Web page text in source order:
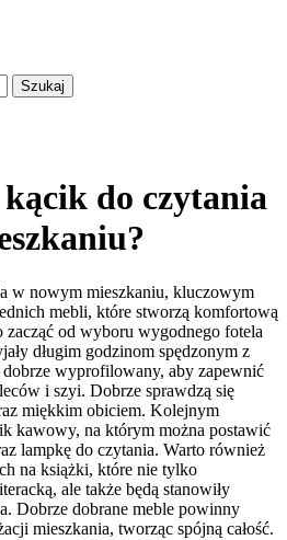
do czytania
w nowym mieszkaniu, kluczowym
mebli, które stworzą komfortową
zacząć od wyboru wygodnego fotela
długim godzinom spędzonym z
wyprofilowany, aby zapewnić
i szyi. Dobrze sprawdzą się
miękkim obiciem. Kolejnym
kawowy, na którym można postawić
lampkę do czytania. Warto również
na książki, które nie tylko
ale także będą stanowiły
Dobrze dobrane meble powinny
mieszkania, tworząc spójną całość.